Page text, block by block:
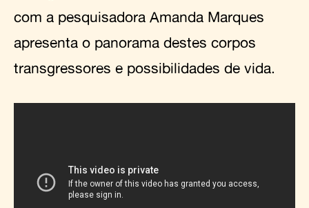
com a pesquisadora Amanda Marques
apresenta o panorama destes corpos
transgressores e possibilidades de vida.